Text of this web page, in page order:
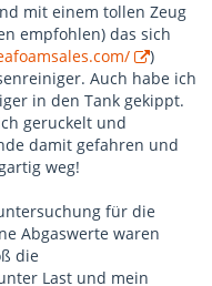
mit einem tollen Zeug
empfohlen) das sich
)
Auch habe ich
in den Tank gekippt.
geruckelt und
damit gefahren und
weg!
für die
Abgaswerte waren
die
Last und mein